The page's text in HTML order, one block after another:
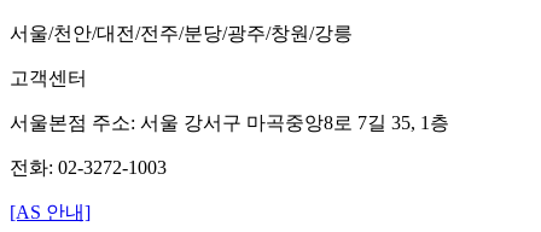
서울/천안/대전/전주/분당/광주/창원/강릉
고객센터
서울본점 주소: 서울 강서구 마곡중앙8로 7길 35, 1층
전화: 02-3272-1003
[AS 안내]